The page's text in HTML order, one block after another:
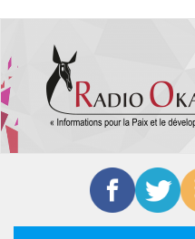
contenu
principal